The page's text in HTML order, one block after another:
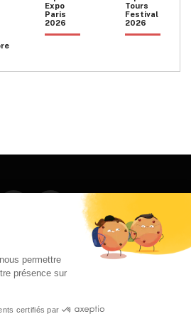
Expo
Paris
2026
Tours
Festival
2026
Instagram
CONTACT
communication